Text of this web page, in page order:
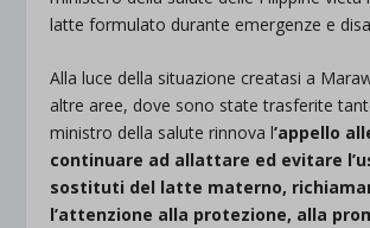
latte formulato durante emergenze e
Alla luce della situazione creatasi a
altre aree, dove sono state trasferite
ministro della salute rinnova l’appello
continuare ad allattare ed evitare
sostituti del latte materno,
l’attenzione alla protezione, alla